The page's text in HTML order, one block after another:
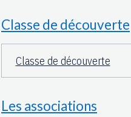
Classe de découverte
Classe de découverte
Les associations